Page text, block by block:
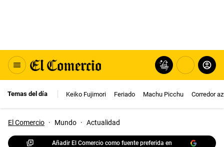
Temas del día Keiko Fujimori Feriado Machu Picchu Corredor
El Comercio · Mundo · Actualidad
Añadir El Comercio como fuente preferida en